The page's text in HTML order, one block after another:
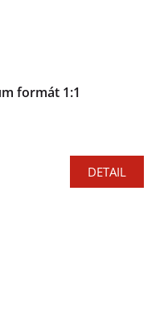
formát 1:1
DETAIL